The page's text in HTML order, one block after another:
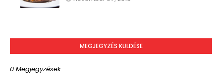
MEGJEGYZÉS KÜLDÉSE
0 Megjegyzések